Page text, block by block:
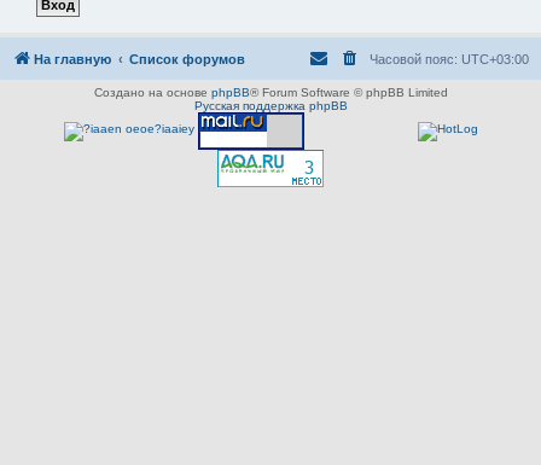
На главную Список форумов Часовой пояс: UTC+03:00
Создано на основе phpBB® Forum Software © phpBB Limited
Русская поддержка phpBB